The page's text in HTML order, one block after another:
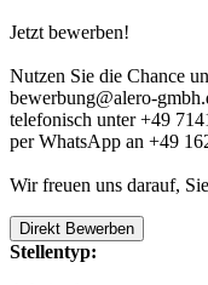
Jetzt bewerben!
Nutzen Sie die Chance
bewerbung@alero-
telefonisch unter +49
per WhatsApp an +49
Wir freuen uns darauf,
Direkt Bewerben
Stellentyp: